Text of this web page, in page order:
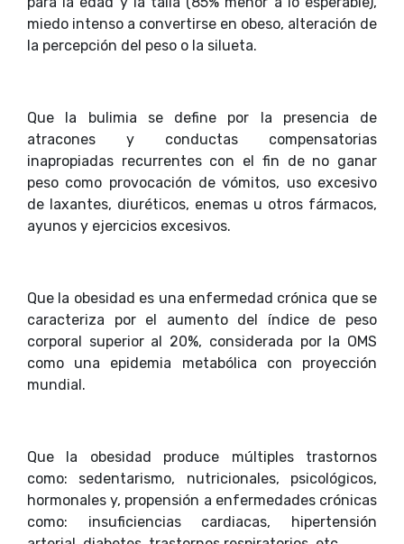
miedo intenso a convertirse en obeso, alteración de
la percepción del peso o la silueta.
Que la bulimia se define por la presencia de
atracones y conductas compensatorias
inapropiadas recurrentes con el fin de no ganar
peso como provocación de vómitos, uso excesivo
de laxantes, diuréticos, enemas u otros fármacos,
ayunos y ejercicios excesivos.
Que la obesidad es una enfermedad crónica que se
caracteriza por el aumento del índice de peso
corporal superior al 20%, considerada por la OMS
como una epidemia metabólica con proyección
mundial.
Que la obesidad produce múltiples trastornos
como: sedentarismo, nutricionales, psicológicos,
hormonales y, propensión a enfermedades crónicas
como: insuficiencias cardiacas, hipertensión